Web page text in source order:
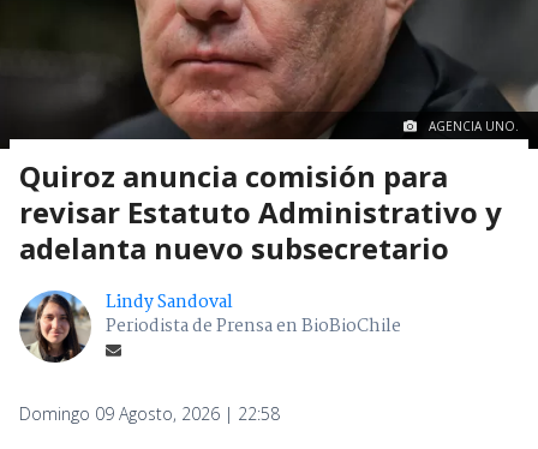
AGENCIA UNO.
Quiroz anuncia comisión para
revisar Estatuto Administrativo y
adelanta nuevo subsecretario
Lindy Sandoval
Periodista de Prensa en BioBioChile
Domingo 09 Agosto, 2026 | 22:58